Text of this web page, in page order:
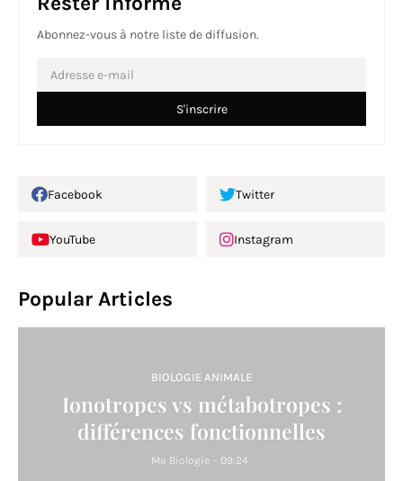
Abonnez-vous à notre liste de diffusion.
Facebook Twitter
YouTube Instagram
Popular Articles
BIOLOGIE ANIMALE
Ionotropes vs métabotropes :
différences fonctionnelles
Ma Biologie - 09:24